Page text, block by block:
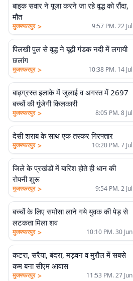
बाइक सवार ने पूजा करने जा रहे वृद्ध को रौंदा,
मौत
मुजफ्फरपुर > 9:57 PM. 22 Jul
पिलखी पुल से वृद्ध ने बूढ़ी गंडक नदी में लगायी
छलांग
मुजफ्फरपुर > 10:38 PM. 14 Jul
बाढ़ग्रस्त इलाके में जुलाई व अगस्त में 2697
बच्चों की गूंजेगी किलकारी
मुजफ्फरपुर > 8:05 PM. 8 Jul
देसी शराब के साथ एक तस्कर गिरफ्तार
मुजफ्फरपुर > 10:20 PM. 7 Jul
जिले के प्रखंडों में बारिश होते ही धान की
रोपनी शुरू
मुजफ्फरपुर > 9:54 PM. 2 Jul
बच्चों के लिए समोसा लाने गये युवक की पेड़ से
लटकता मिला शव
मुजफ्फरपुर > 10:10 PM. 30 Jun
कटरा, सरैया, बंदरा, मड़वन व मुरौल में सबसे
कम बना सीएम आवास
मुजफ्फरपुर > 11:53 PM. 27 Jun